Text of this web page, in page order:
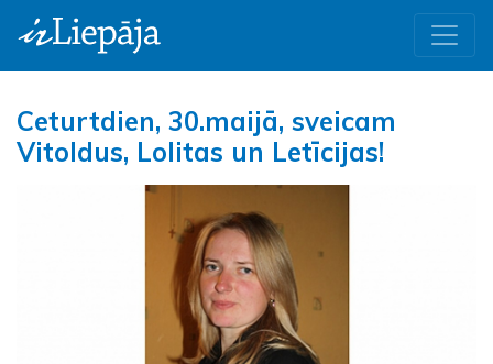
Ceturtdien, 30.maijā, sveicam
Vitoldus, Lolitas un Letīcijas!